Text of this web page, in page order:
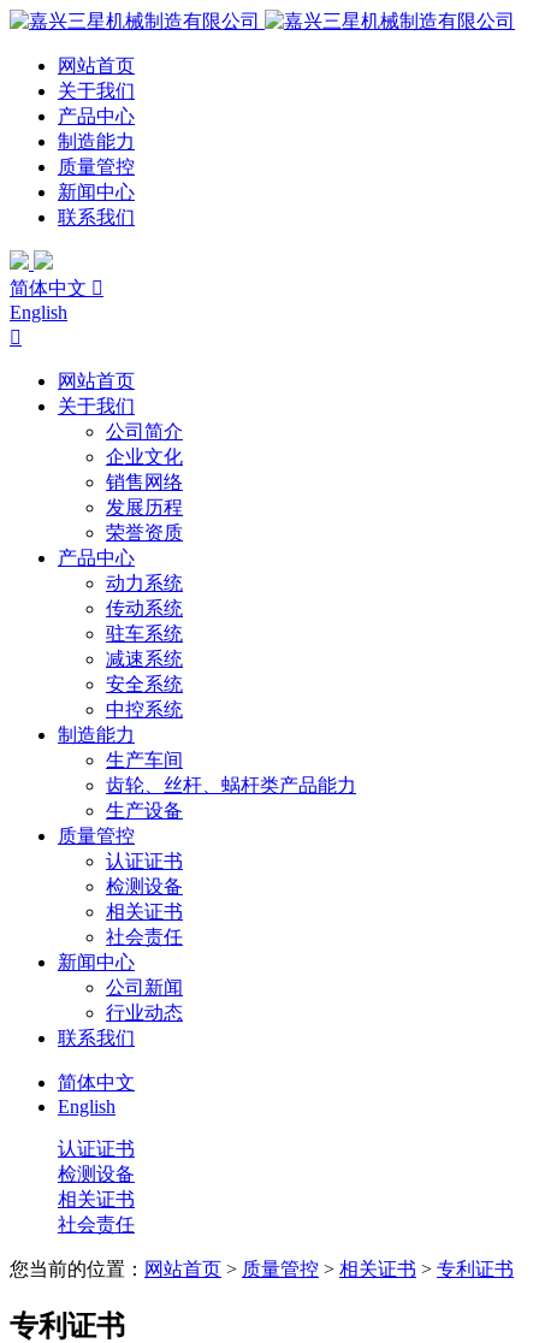
网站首页
关于我们
产品中心
制造能力
质量管控
新闻中心
联系我们
简体中文 
English

网站首页
关于我们
公司简介
企业文化
销售网络
发展历程
荣誉资质
产品中心
动力系统
传动系统
驻车系统
减速系统
安全系统
中控系统
制造能力
生产车间
齿轮、丝杆、蜗杆类产品能力
生产设备
质量管控
认证证书
检测设备
相关证书
社会责任
新闻中心
公司新闻
行业动态
联系我们
简体中文
English
认证证书
检测设备
相关证书
社会责任
您当前的位置： 网站首页 > 质量管控 > 相关证书 > 专利证书
专利证书